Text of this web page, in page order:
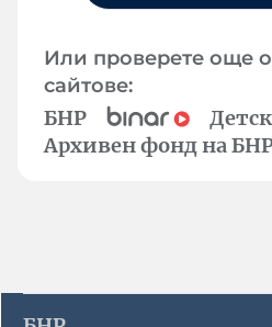
Или проверете още
сайтове:
БНР
Архивен фонд на